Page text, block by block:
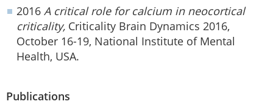
2016 A critical role for calcium in neocortical
criticality, Criticality Brain Dynamics 2016,
October 16-19, National Institute of Mental
Health, USA.
Publications